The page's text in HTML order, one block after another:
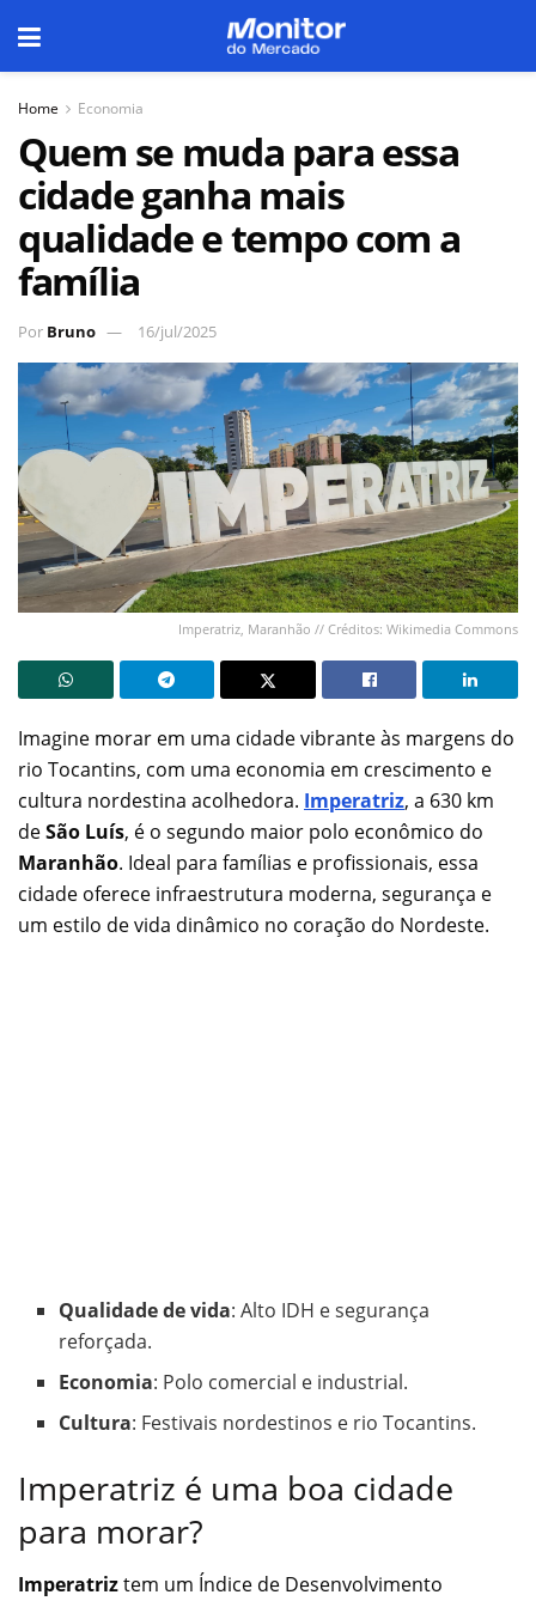
Home Economia
Quem se muda para essa
cidade ganha mais
qualidade e tempo com a
família
Por Bruno 16/jul/2025
Imperatriz, Maranhão // Créditos: Wikimedia Commons
Imagine morar em uma cidade vibrante às margens do
rio Tocantins, com uma economia em crescimento e
cultura nordestina acolhedora. Imperatriz, a 630 km
deSão Luís, é o segundo maior polo econômico do
Maranhão. Ideal para famílias e profissionais, essa
cidade oferece infraestrutura moderna, segurança e
um estilo de vida dinâmico no coração do Nordeste.
Qualidade de vida: Alto IDH e segurança
reforçada.
Economia: Polo comercial e industrial.
Cultura: Festivais nordestinos e rio Tocantins.
Imperatriz é uma boa cidade
para morar?
Imperatriztem um Índice de Desenvolvimento